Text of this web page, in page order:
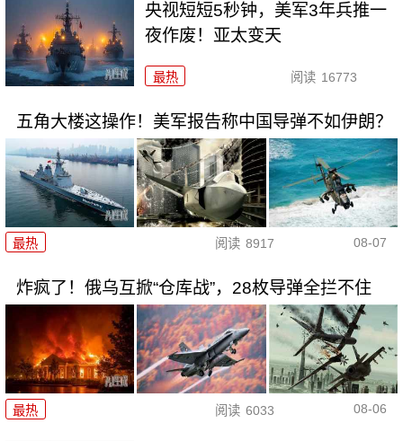
央视短短5秒钟，美军3年兵推一
夜作废！亚太变天
最热 阅读 16773
五角大楼这操作！美军报告称中国导弹不如伊朗？
最热 阅读 8917 08-07
炸疯了！俄乌互掀“仓库战”，28枚导弹全拦不住
最热 阅读 6033 08-06